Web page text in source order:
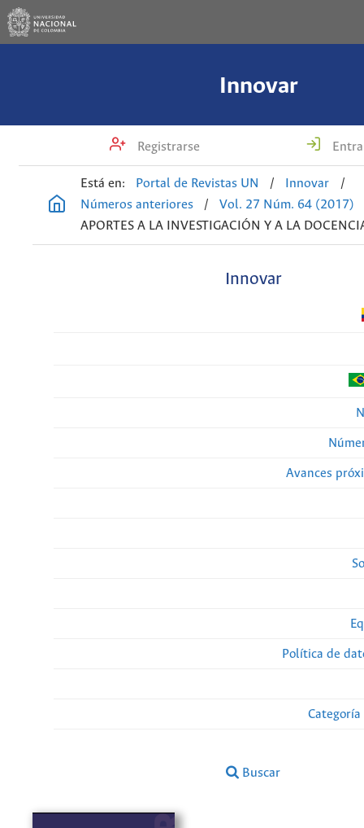
Innovar
Registrarse
Está en: Portal de Revistas UN / Innovar
/
Números anteriores
/
Vol. 27 Núm. 64 (2017)
APORTES A LA INVESTIGACIÓN Y A LA
Innovar
Avances
Política de
Buscar